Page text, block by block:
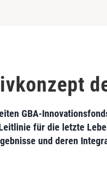
GBA-
für die letzte
und deren